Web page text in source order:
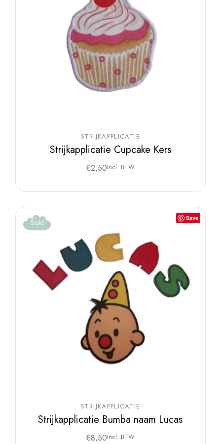
STRIJKAPPLICATIE
Strijkapplicatie Cupcake Kers
€2,50Incl. BTW
Save
Sold
STRIJKAPPLICATIE
Strijkapplicatie Bumba naam Lucas
€8,50Incl. BTW